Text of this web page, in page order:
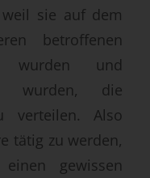
sie auf dem
betroffenen
wurden und
wurden, die
verteilen. Also
tätig zu werden,
gewissen